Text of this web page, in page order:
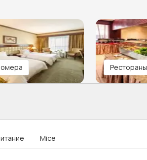
Рестораны
Mice